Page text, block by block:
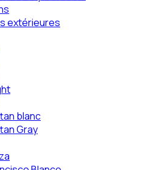
extérieures
blanc
Gray